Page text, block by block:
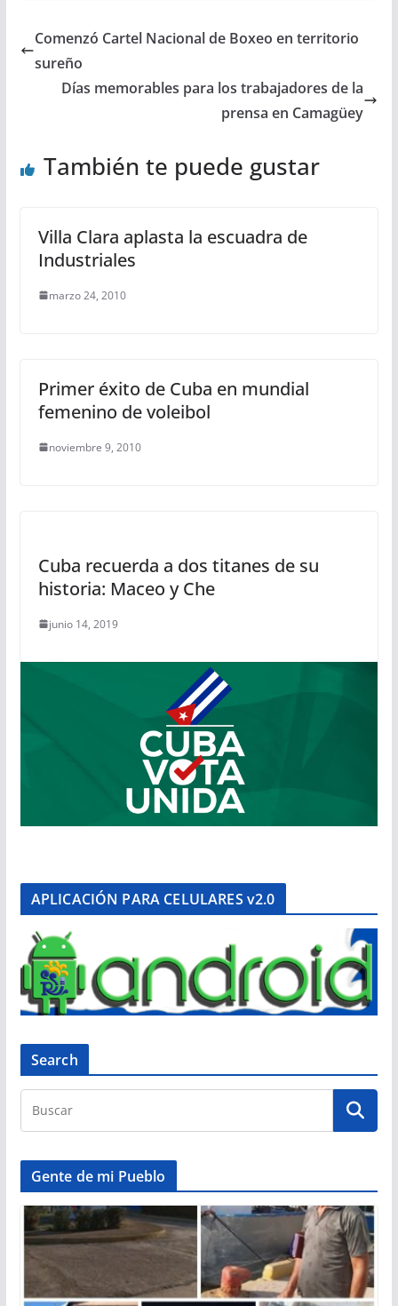
Comenzó Cartel Nacional de Boxeo en territorio
sureño
Días memorables para los trabajadores de la
prensa en Camagüey
También te puede gustar
Villa Clara aplasta la escuadra de
Industriales
marzo 24, 2010
Primer éxito de Cuba en mundial
femenino de voleibol
noviembre 9, 2010
Cuba recuerda a dos titanes de su
historia: Maceo y Che
junio 14, 2019
APLICACIÓN PARA CELULARES v2.0
Search
Gente de mi Pueblo